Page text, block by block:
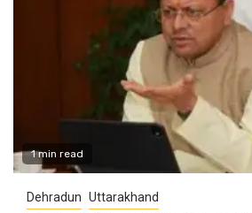
1 min read
Dehradun Uttarakhand